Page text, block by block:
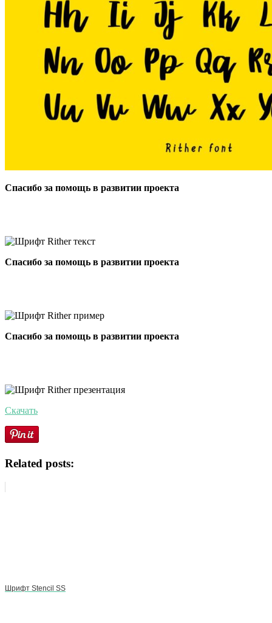
Спасибо за помощь в развитии проекта
Спасибо за помощь в развитии проекта
Спасибо за помощь в развитии проекта
Скачать
Related posts:
Шрифт Stencil SS